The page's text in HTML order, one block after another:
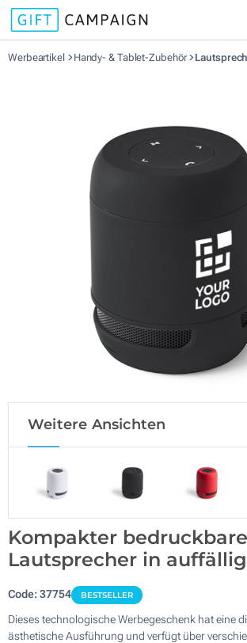
Werbeartikel Handy- & Tablet-Zubehör
Weitere Ansichten
Kompakter
Lautsprecher in
Code:37754 BESTSELLER
Dieses technologische Werbegeschenk hat eine
ästhetische Ausführung und verfügt über